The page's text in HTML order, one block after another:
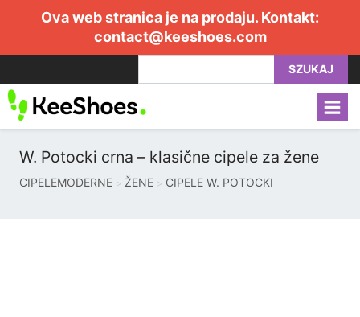
Ova web stranica je na prodaju. Kontakt:
contact@keeshoes.com
SZUKAJ
W. Potocki crna – klasične cipele za žene
CIPELEMODERNE ŽENE CIPELE W. POTOCKI